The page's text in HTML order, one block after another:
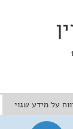
על מידע שגוי